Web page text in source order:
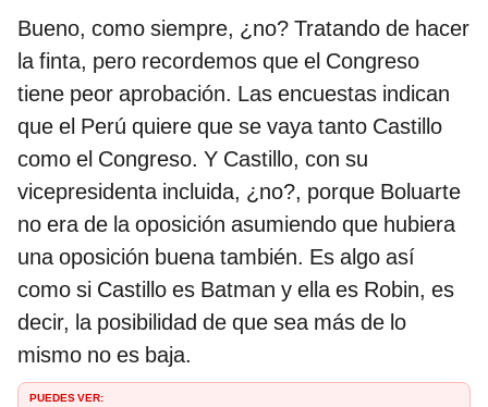
Bueno, como siempre, ¿no? Tratando de hacer
la finta, pero recordemos que el Congreso
tiene peor aprobación. Las encuestas indican
que el Perú quiere que se vaya tanto Castillo
como el Congreso. Y Castillo, con su
vicepresidenta incluida, ¿no?, porque Boluarte
no era de la oposición asumiendo que hubiera
una oposición buena también. Es algo así
como si Castillo es Batman y ella es Robin, es
decir, la posibilidad de que sea más de lo
mismo no es baja.
PUEDES VER: